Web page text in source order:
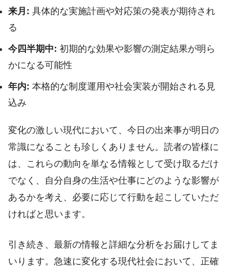
来月: 具体的な実施計画や対応策の発表が期待され
る
今四半期中: 初期的な効果や影響の測定結果が明ら
かになる可能性
年内: 本格的な制度運用や社会実装が開始される見
込み
変化の激しい現代において、今日の出来事が明日の
常識になることも珍しくありません。読者の皆様に
は、これらの動向を単なる情報として受け取るだけ
でなく、自分自身の生活や仕事にどのような影響が
あるかを考え、必要に応じて行動を起こしていただ
ければと思います。
引き続き、最新の情報と詳細な分析をお届けしてま
いります。急速に変化する現代社会において、正確